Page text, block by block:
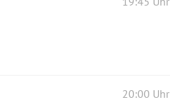
20:00 Uhr